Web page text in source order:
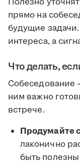
прямо на
будущие
интереса, а
Что делать,
Собеседование
ним важно
встрече.
Продумайте
лаконично
быть